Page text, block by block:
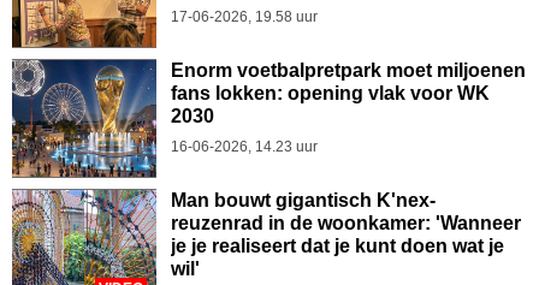
17-06-2026, 19.58 uur
Enorm voetbalpretpark moet miljoenen
fans lokken: opening vlak voor WK
2030
16-06-2026, 14.23 uur
Man bouwt gigantisch K'nex-
reuzenrad in de woonkamer: 'Wanneer
je je realiseert dat je kunt doen wat je
wil'